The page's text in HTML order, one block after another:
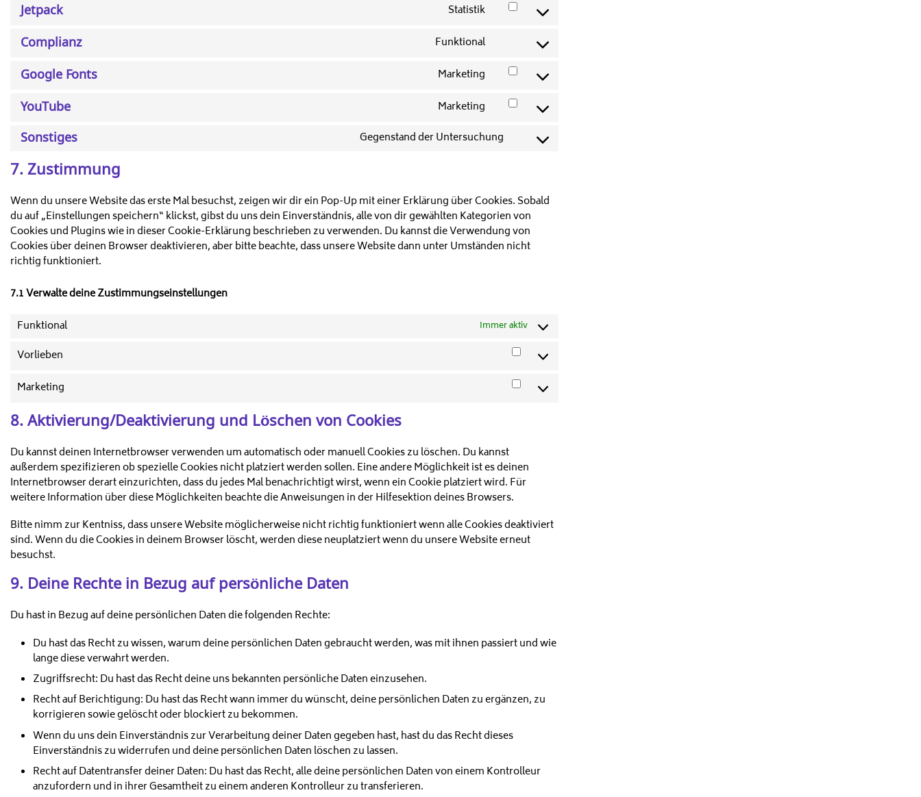
service
Jetpack Statistik
Consent
Complianz Funktional
service
Google Fonts Marketing
Consent
service
fonts
YouTube Marketing
Consent
service
Sonstiges Gegenstand der Untersuchung
Consent
7. Zustimmung
Wenn du unsere Website das erste Mal besuchst, zeigen wir dir ein Pop-Up mit einer Erklärung über Cookies. Sobald
du auf „Einstellungen speichern“ klickst, gibst du uns dein Einverständnis, alle von dir gewählten Kategorien von
Cookies und Plugins wie in dieser Cookie-Erklärung beschrieben zu verwenden. Du kannst die Verwendung von
Cookies über deinen Browser deaktivieren, aber bitte beachte, dass unsere Website dann unter Umständen nicht
richtig funktioniert.
7.1 Verwalte deine Zustimmungseinstellungen
Funktional
Immer aktiv
Vorlieben Vorlieben
Marketing Marketing
8. Aktivierung/Deaktivierung und Löschen von Cookies
Du kannst deinen Internetbrowser verwenden um automatisch oder manuell Cookies zu löschen. Du kannst
außerdem spezifizieren ob spezielle Cookies nicht platziert werden sollen. Eine andere Möglichkeit ist es deinen
Internetbrowser derart einzurichten, dass du jedes Mal benachrichtigt wirst, wenn ein Cookie platziert wird. Für
weitere Information über diese Möglichkeiten beachte die Anweisungen in der Hilfesektion deines Browsers.
Bitte nimm zur Kentniss, dass unsere Website möglicherweise nicht richtig funktioniert wenn alle Cookies deaktiviert
sind. Wenn du die Cookies in deinem Browser löscht, werden diese neuplatziert wenn du unsere Website erneut
besuchst.
9. Deine Rechte in Bezug auf persönliche Daten
Du hast in Bezug auf deine persönlichen Daten die folgenden Rechte:
Du hast das Recht zu wissen, warum deine persönlichen Daten gebraucht werden, was mit ihnen passiert und wie
lange diese verwahrt werden.
Zugriffsrecht: Du hast das Recht deine uns bekannten persönliche Daten einzusehen.
Recht auf Berichtigung: Du hast das Recht wann immer du wünscht, deine persönlichen Daten zu ergänzen, zu
korrigieren sowie gelöscht oder blockiert zu bekommen.
Wenn du uns dein Einverständnis zur Verarbeitung deiner Daten gegeben hast, hast du das Recht dieses
Einverständnis zu widerrufen und deine persönlichen Daten löschen zu lassen.
Recht auf Datentransfer deiner Daten: Du hast das Recht, alle deine persönlichen Daten von einem Kontrolleur
anzufordern und in ihrer Gesamtheit zu einem anderen Kontrolleur zu transferieren.